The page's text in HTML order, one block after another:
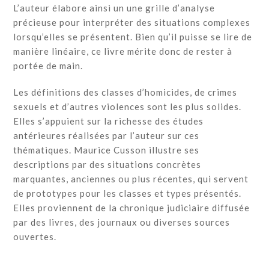
L’auteur élabore ainsi un une grille d’analyse
précieuse pour interpréter des situations complexes
lorsqu’elles se présentent. Bien qu’il puisse se lire de
manière linéaire, ce livre mérite donc de rester à
portée de main.
Les définitions des classes d’homicides, de crimes
sexuels et d’autres violences sont les plus solides.
Elles s’appuient sur la richesse des études
antérieures réalisées par l’auteur sur ces
thématiques. Maurice Cusson illustre ses
descriptions par des situations concrètes
marquantes, anciennes ou plus récentes, qui servent
de prototypes pour les classes et types présentés.
Elles proviennent de la chronique judiciaire diffusée
par des livres, des journaux ou diverses sources
ouvertes.